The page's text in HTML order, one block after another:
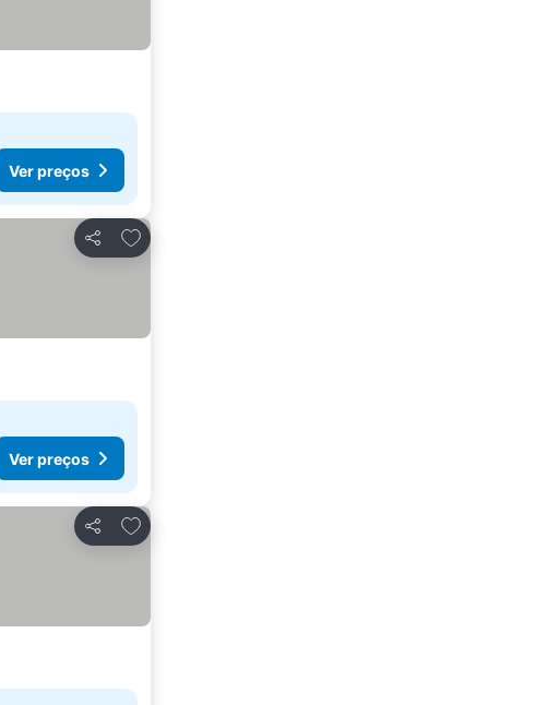
Ver preços
Partilhar
Adicionar aos favoritos
Ver preços
Partilhar
Adicionar aos favoritos